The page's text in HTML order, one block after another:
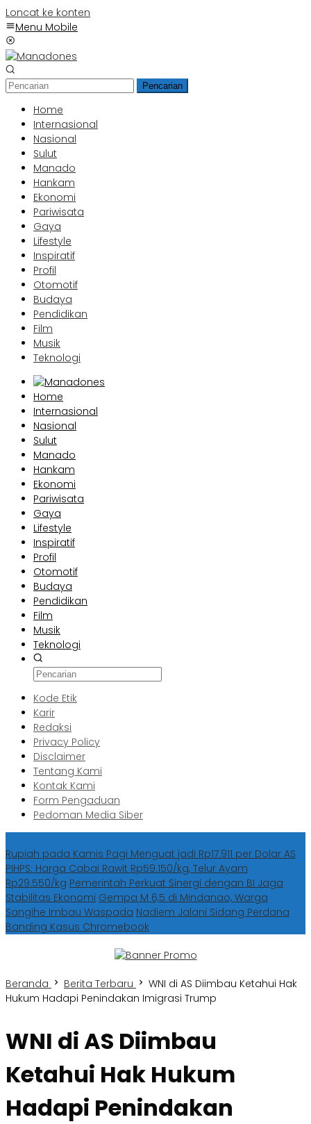
Loncat ke konten
Menu Mobile
Pencarian
Home
Internasional
Nasional
Sulut
Manado
Hankam
Ekonomi
Pariwisata
Gaya
Lifestyle
Inspiratif
Profil
Otomotif
Budaya
Pendidikan
Film
Musik
Teknologi
Home
Internasional
Nasional
Sulut
Manado
Hankam
Ekonomi
Pariwisata
Gaya
Lifestyle
Inspiratif
Profil
Otomotif
Budaya
Pendidikan
Film
Musik
Teknologi
Kode Etik
Karir
Redaksi
Privacy Policy
Disclaimer
Tentang Kami
Kontak Kami
Form Pengaduan
Pedoman Media Siber
Rupiah pada Kamis Pagi Menguat jadi Rp17.911 per Dolar AS
PIHPS: Harga Cabai Rawit Rp59.150/kg, Telur Ayam
Rp29.550/kg Pemerintah Perkuat Sinergi dengan BI Jaga
Stabilitas Ekonomi Gempa M 6,5 di Mindanao, Warga
Sangihe Imbau Waspada Nadiem Jalani Sidang Perdana
Banding Kasus Chromebook
Beranda Berita Terbaru
WNI di AS Diimbau Ketahui Hak
Hukum Hadapi Penindakan Imigrasi Trump
WNI di AS Diimbau
Ketahui Hak Hukum
Hadapi Penindakan